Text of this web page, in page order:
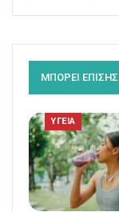
ΜΠΟΡΕΙ
ΥΓΕΙΑ